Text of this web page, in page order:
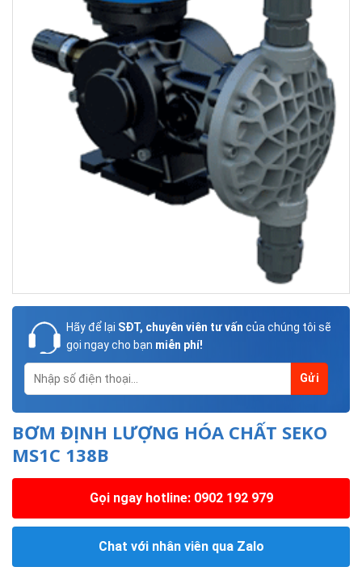
Hãy để lại SĐT, chuyên viên tư vấn của chúng tôi sẽ
gọi ngay cho bạn miễn phí!
BƠM ĐỊNH LƯỢNG HÓA CHẤT SEKO
MS1C 138B
Gọi ngay hotline: 0902 192 979
Chat với nhân viên qua Zalo